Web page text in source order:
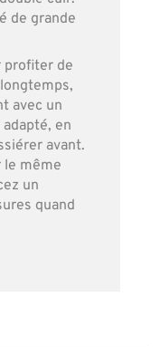
de grande
profiter de
avec un
en
avant.
le même
un
quand